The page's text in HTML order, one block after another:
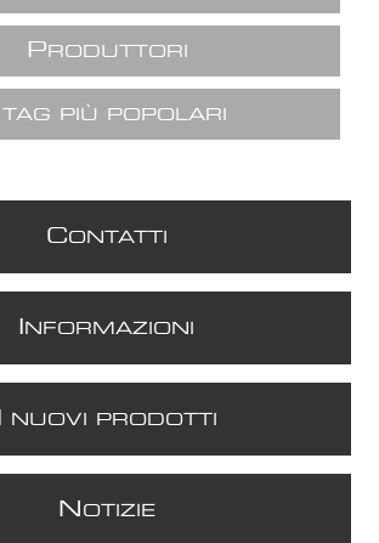
P RODUTTORI
TAG PIÙ POPOLARI
CONTATTI
NFORMAZIONI
NUOVI PRODOTTI
N OTIZIE